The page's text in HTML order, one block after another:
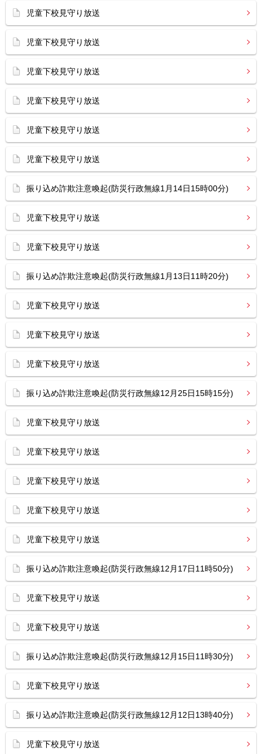
児童下校見守り放送
児童下校見守り放送
児童下校見守り放送
児童下校見守り放送
児童下校見守り放送
児童下校見守り放送
振り込め詐欺注意喚起(防災行政無線1月14日15時00分)
児童下校見守り放送
児童下校見守り放送
振り込め詐欺注意喚起(防災行政無線1月13日11時20分)
児童下校見守り放送
児童下校見守り放送
児童下校見守り放送
振り込め詐欺注意喚起(防災行政無線12月25日15時15分)
児童下校見守り放送
児童下校見守り放送
児童下校見守り放送
児童下校見守り放送
児童下校見守り放送
振り込め詐欺注意喚起(防災行政無線12月17日11時50分)
児童下校見守り放送
児童下校見守り放送
振り込め詐欺注意喚起(防災行政無線12月15日11時30分)
児童下校見守り放送
振り込め詐欺注意喚起(防災行政無線12月12日13時40分)
児童下校見守り放送